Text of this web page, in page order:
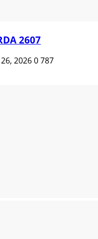
2607
26, 20260787